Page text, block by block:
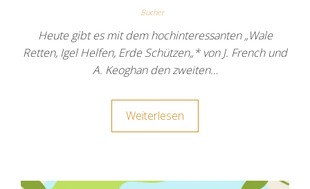
Bücher
Heute gibt es mit dem hochinteressanten „Wale
Retten, Igel Helfen, Erde Schützen„* von J. French und
A. Keoghan den zweiten…
Weiterlesen